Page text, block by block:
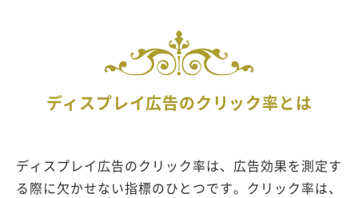
ディスプレイ広告のクリック率とは
ディスプレイ広告のクリック率は、広告効果を測定す
る際に欠かせない指標のひとつです。クリック率は、